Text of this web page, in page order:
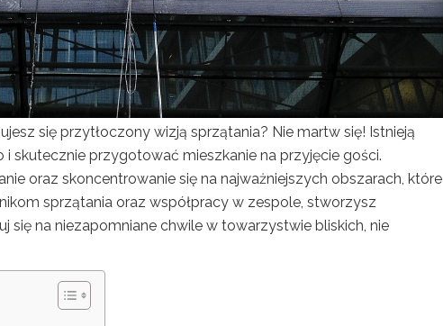
się przytłoczony wizją sprzątania? Nie martw się! Istnieją
skutecznie przygotować mieszkanie na przyjęcie gości.
oraz skoncentrowanie się na najważniejszych obszarach, które
sprzątania oraz współpracy w zespole, stworzysz
się na niezapomniane chwile w towarzystwie bliskich, nie